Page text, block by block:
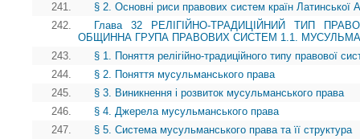
241.
§ 2. Основні риси правових систем країн Латинської
242.
Глава 32 РЕЛІГІЙНО-ТРАДИЦІЙНИЙ ТИП
ОБЩИННА ГРУПА ПРАВОВИХ СИСТЕМ 1.1.
243.
§ 1. Поняття релігійно-традиційного типу правової
244.
§ 2. Поняття мусульманського права
245.
§ 3. Виникнення і розвиток мусульманського права
246.
§ 4. Джерела мусульманського права
247.
§ 5. Система мусульманського права та її структура